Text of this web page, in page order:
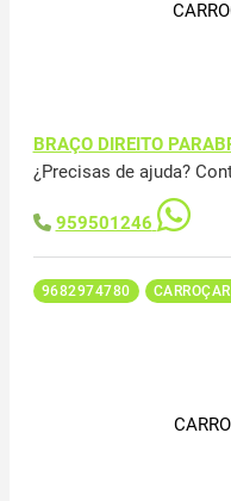
BRAÇO DIREITO
¿Precisas de ajuda?
959501246
9682974780